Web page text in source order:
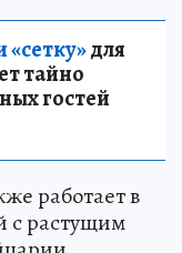
для
тайно
гостей
работает в
с растущим